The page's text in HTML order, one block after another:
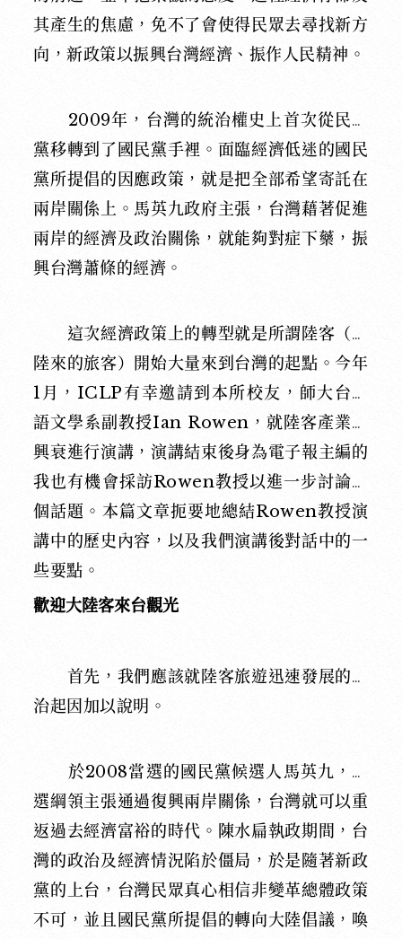
其產生的焦慮，免不了會使得民眾去尋找新方
向，新政策以振興台灣經濟、振作人民精神。
2009年，台灣的統治權史上首次從民進
黨移轉到了國民黨手裡。面臨經濟低迷的國民
黨所提倡的因應政策，就是把全部希望寄託在
兩岸關係上。馬英九政府主張，台灣藉著促進
兩岸的經濟及政治關係，就能夠對症下藥，振
興台灣蕭條的經濟。
這次經濟政策上的轉型就是所謂陸客（大
陸來的旅客）開始大量來到台灣的起點。今年
1 月， ICLP有幸邀請到本所校友，師大台灣
語文學系副教授Ian Rowen ，就陸客產業的
興衰進行演講，演講結束後身為電子報主編的
我也有機會採訪Rowen教授以進一步討論這
個話題。本篇文章扼要地總結Rowen教授演
講中的歷史內容，以及我們演講後對話中的一
些要點。
歡迎大陸客來台觀光
首先，我們應該就陸客旅遊迅速發展的政
治起因加以說明。
於2008當選的國民黨候選人馬英九，競
選綱領主張通過復興兩岸關係，台灣就可以重
返過去經濟富裕的時代。陳水扁執政期間，台
灣的政治及經濟情況陷於僵局，於是隨著新政
黨的上台，台灣民眾真心相信非變革總體政策
不可，並且國民黨所提倡的轉向大陸倡議，喚